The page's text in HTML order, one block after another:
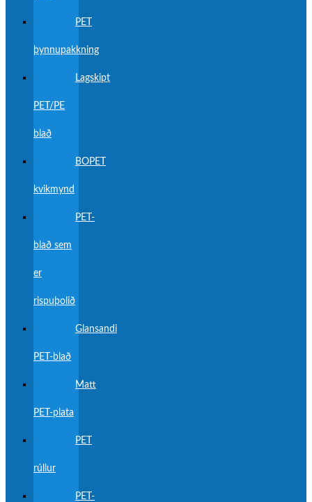
PET
þynnupakkning
Lagskipt
PET/PE
blað
BOPET
kvikmynd
PET-
blað sem
er
rispuþolið
Glansandi
PET-blað
Matt
PET-plata
PET
rúllur
PET-